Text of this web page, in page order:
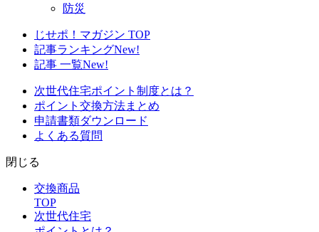
防災
じせポ！マガジン TOP
記事ランキングNew!
記事 一覧New!
次世代住宅ポイント制度とは？
ポイント交換方法まとめ
申請書類ダウンロード
よくある質問
閉じる
交換商品
TOP
次世代住宅